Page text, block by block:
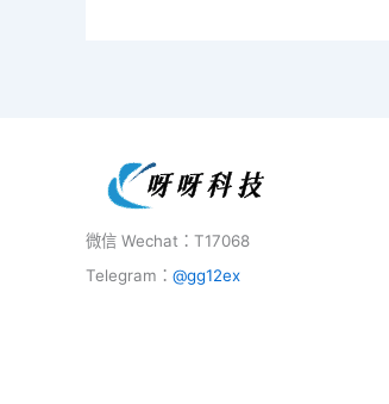
微信 Wechat：T17068
Telegram： @gg12ex